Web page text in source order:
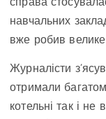
справа
навчальних
вже робив велике
Журналісти
отримали
котельні так і не